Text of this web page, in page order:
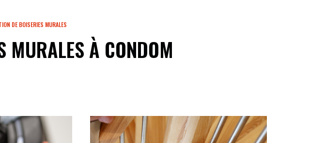
DE BOISERIES MURALES
MURALES À CONDOM